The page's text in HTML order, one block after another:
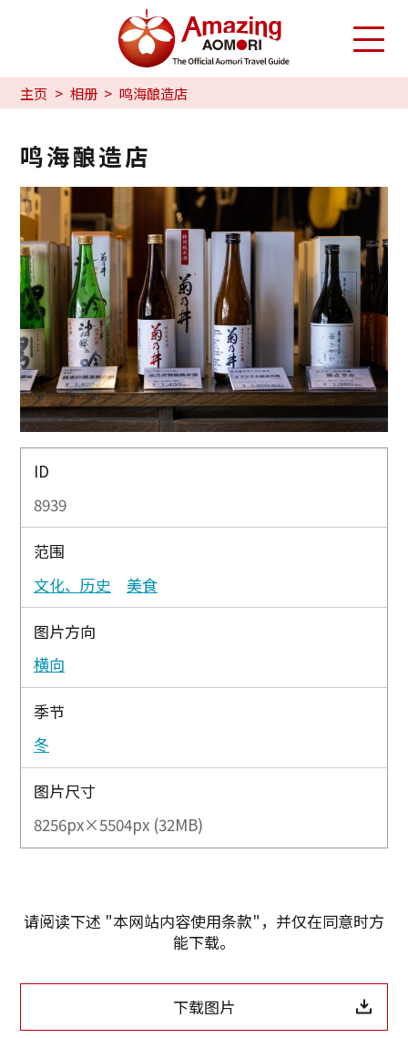
主页 相册 鸣海酿造店
鸣海酿造店
ID
8939
范围
文化、历史
美食
图片方向
横向
季节
冬
图片尺寸
8256px×5504px (32MB)
请阅读下述 "本网站内容使用条款"，并仅在同意时方
能下载。
下载图片